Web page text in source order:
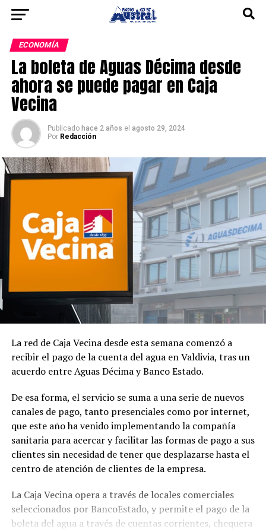
ECONOMÍA
La boleta de Aguas Décima desde
ahora se puede pagar en Caja
Vecina
Publicado hace 2 años el agosto 29, 2024
Por Redacción
La red de Caja Vecina desde esta semana comenzó a
recibir el pago de la cuenta del agua en Valdivia, tras un
acuerdo entre Aguas Décima y Banco Estado.
De esa forma, el servicio se suma a una serie de nuevos
canales de pago, tanto presenciales como por internet,
que este año ha venido implementando la compañía
sanitaria para acercar y facilitar las formas de pago a sus
clientes sin necesidad de tener que desplazarse hasta el
centro de atención de clientes de la empresa.
La Caja Vecina opera a través de locales comerciales
seleccionados por BancoEstado, y permite el pago de la
boleta del agua a través de cuentas corrientes, chequera